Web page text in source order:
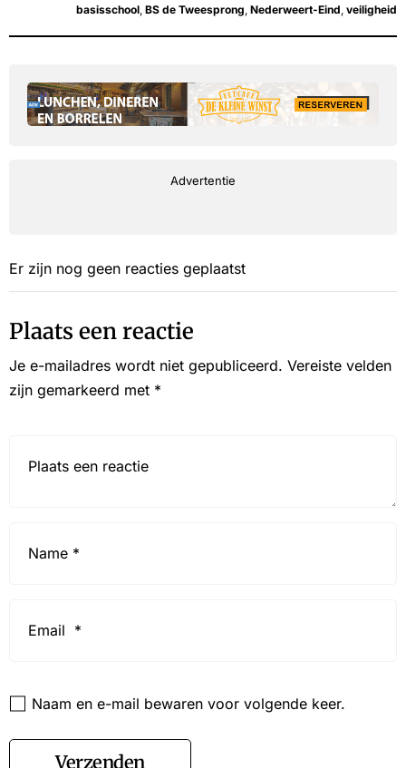
basisschool BS de Tweesprong Nederweert-Eind veiligheid
Advertentie
Er zijn nog geen reacties geplaatst
Plaats een reactie
Je e-mailadres wordt niet gepubliceerd. Vereiste velden
zijn gemarkeerd met *
Naam en e-mail bewaren voor volgende keer.
Verzenden